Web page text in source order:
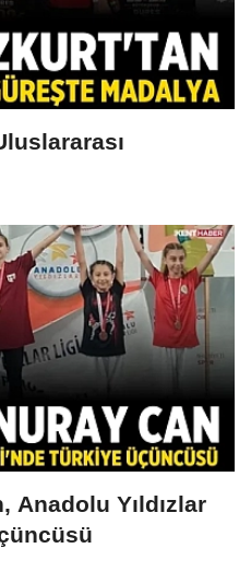
Anadolu Yıldızlar